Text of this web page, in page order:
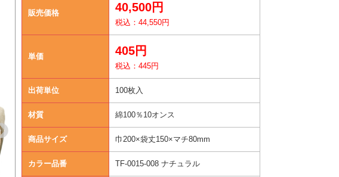
販売価格 40,500円
税込：44,550円
単価 405円
税込：445円
出荷単位 100枚入
材質 綿100％10オンス
商品サイズ 巾200×袋丈150×マチ80mm
カラー品番 TF-0015-008 ナチュラル